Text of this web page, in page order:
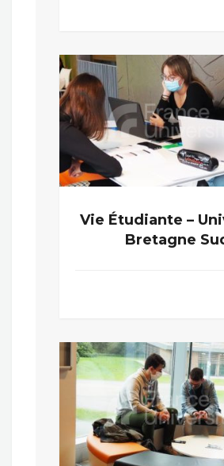
Vie Étudiante –
Bretagne